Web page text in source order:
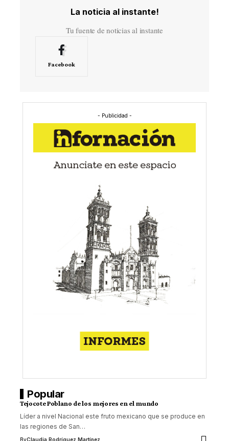
La noticia al instante!
Tu fuente de noticias al instante
Facebook
- Publicidad -
Popular
Tejocote Poblano de los mejores en el mundo
Líder a nivel Nacional este fruto mexicano que se produce en
las regiones de San…
ByClaudia Rodríguez Martínez